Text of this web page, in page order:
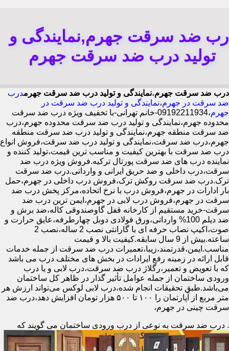
ضد سرقت جهرم,نمایندگی و
تولید درب ضد سرقت جهرم
درب ضد سرقت جهرم،نمایندگی و تولید درب ضد سرقت جهرمدرب
ضد سرقت در جهرم،نمایندگی و تولید درب ضد سرقت در
جهرم
،09192211934-خانم تهرانی-با تخفیف ویژه درب ضد سرقت
محدوده جهرم،نمایندگی و تولید درب ضد سرقت محدوده جهرم،درب
ضد سرقت منطقه جهرم،نمایندگی و تولید درب ضد سرقت منطقه
جهرم،درب ضد سرقت،نمایندگی و تولید درب ضد سرقت،فروش انواع
درب ضد سرقت با بهترین کیفیت و مناسب ترین قیمت،تولید کننده و
نماینده درب های ضد سرقت پورتال ترکیه.فروش ویژه درب ضد
سرقت،درب داخلی و ضد حریق ایرانی و وارداتی.درب ضد سرقت
ترک.درب ضد سرقت روکش ترک،فروش درب داخلی در جهرم،حمل
بار ادارات در جهرم،فروش درب با نرخ اتحاده،مرکز پخش درب ضد
سرقت در جهرم،فروش درب لابی در جهرم،ایمن ترین درب ضد
سرقت-خرید مستقیم از کارخانه قفل گاوصندوقی کاله،ضد برش و
ضد دیلم 100% وارداتی،ورق فولادی دوبل چهارطرفه،عایق حرارت و
صوت،اکیپ نصاب حرفه ای با گارانتی نصب 2 ساله،نصب 2
ساعته.بیش از 9 سال سابقه.کیفیت بالا و قیمت
مناسب.ایمن،قدرتمند،زیبا،تعمیرات درب ضد سرقت از جمله خدمات
قابل ارائه در زمینه رفع ایرادات در بخش های مختلف درب می باشد
که با تعویض و تعمیر،رگلاژ درب ضد سرقت،درب لابی و یا درب
ورودی ساختمان از جمله عوامل تأثیر گذار در ظاهر کل ساختمان
می‌باشد.طبق تحقیقات انجام شده،درب لابی لوکس می‌تواند ارزش هر
متر مربع از آپارتمان را ۱۰۰ تا ۵۰۰ هزار تومان افزایش دهد،درب ضد
سرقت چینی در جهرم،
. درب ضد سرقت به نوعی از درب ورودی ساختمان می گویند که